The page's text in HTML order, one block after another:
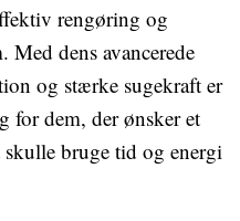
rengøring og
dens avancerede
og stærke sugekraft er
for dem, der ønsker et
bruge tid og energi